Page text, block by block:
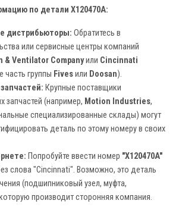
по детали X120470A:
дистрибьюторы: Обратитесь в
или сервисные центры компаний
& Ventilator Companyили Cincinnati
часть группы Fivesили Doosan).
Крупные поставщики
запчастей (например, Motion Industries,
специализированные склады) могут
деталь по этому номеру в своих
Попробуйте ввести номер "X120470A"
слова "Cincinnati". Возможно, это деталь
(подшипниковый узел, муфта,
производит сторонняя компания.